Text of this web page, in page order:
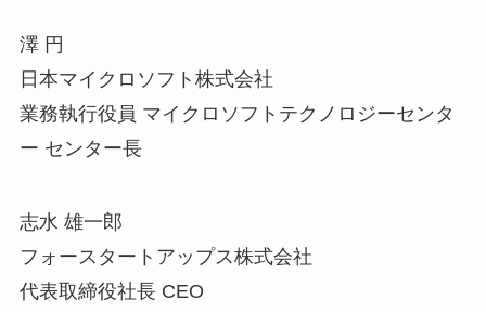
澤 円
日本マイクロソフト株式会社
業務執行役員 マイクロソフトテクノロジーセンタ
ー センター長
志水 雄一郎
フォースタートアップス株式会社
代表取締役社長 CEO